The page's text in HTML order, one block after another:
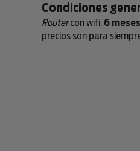
Condiciones
Routercon wifi. 6
precios son para